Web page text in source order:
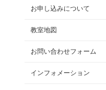
お申し込みについて
教室地図
お問い合わせフォーム
インフォメーション